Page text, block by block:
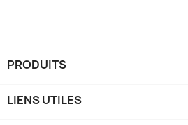
PRODUITS
LIENS UTILES